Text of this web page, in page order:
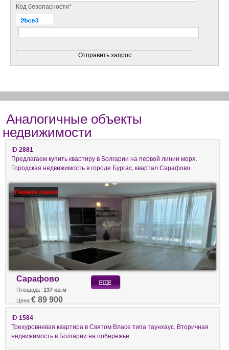
Код безопасности*
Аналогичные объекты
недвижимости
ID 2881
Предлагаем купить квартиру в Болгарии на первой линии моря.
Городская недвижимость в городе Бургас, квартал Сарафово.
Первая линия
Сарафово
Площадь: 137 кв.м
Цена € 89 900
ID 1584
Трехуровневая квартира в Святом Власе типа таунхаус. Вторичная
недвижимость в Болгарии на побережье.